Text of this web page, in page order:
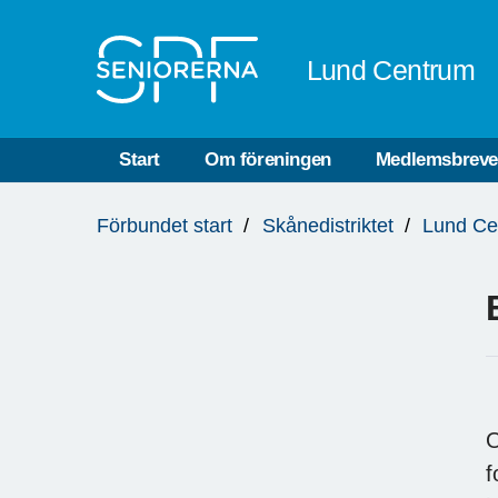
Lund Centrum
Start Om föreningen
är
Förbundet start Skånedistriktet Lund